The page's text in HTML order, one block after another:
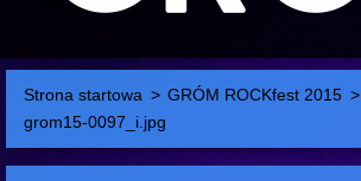
Strona startowa > GRÓM ROCKfest 2015 >
grom15-0097_i.jpg